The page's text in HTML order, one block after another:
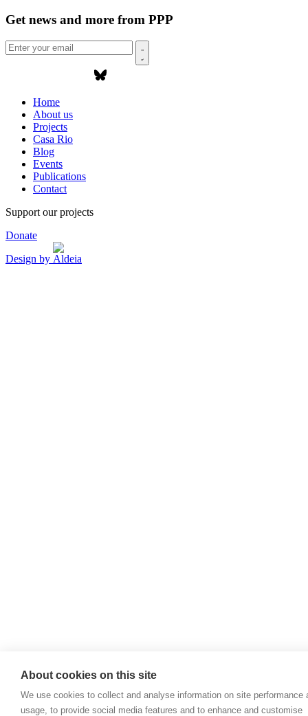
Get news and more from PPP
Home
About us
Projects
Casa Rio
Blog
Events
Publications
Contact
Support our projects
Donate
Design by
About cookies on this site
We use cookies to collect and analyse information on site performance
usage, to provide social media features and to enhance and customise